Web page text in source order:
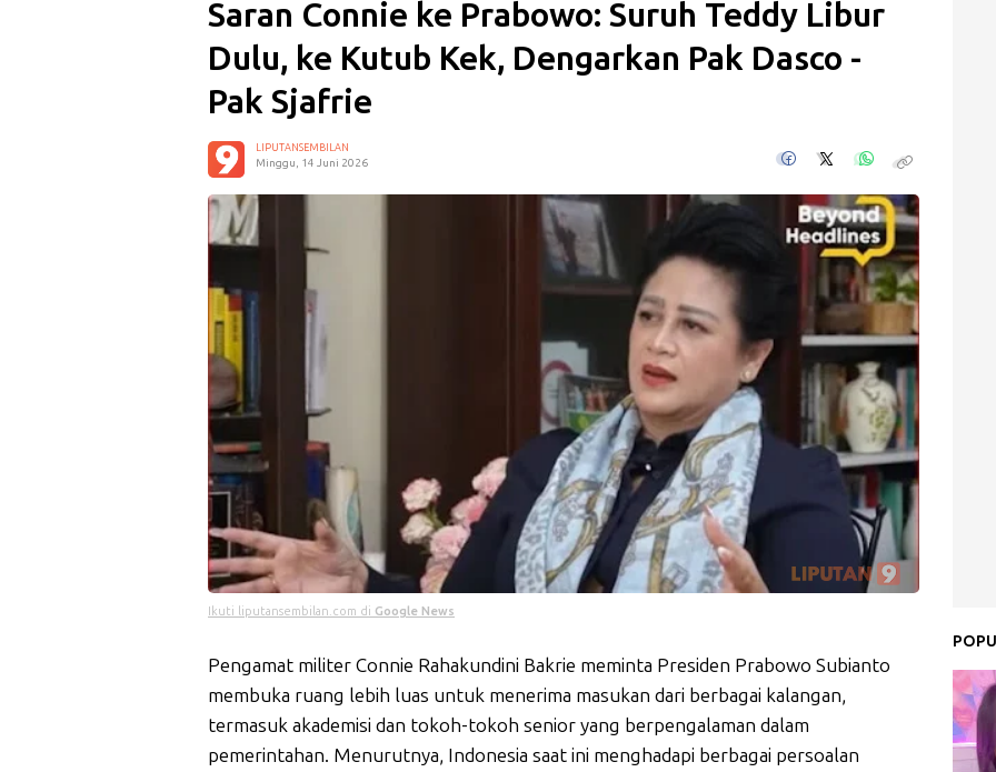
Saran Connie ke Prabowo: Suruh Teddy Libur
Dulu, ke Kutub Kek, Dengarkan Pak Dasco -
Pak Sjafrie
LIPUTANSEMBILAN
Minggu, 14 Juni 2026
Ikuti liputansembilan.com di Google News
Pengamat militer Connie Rahakundini Bakrie meminta Presiden Prabowo Subianto
membuka ruang lebih luas untuk menerima masukan dari berbagai kalangan,
termasuk akademisi dan tokoh-tokoh senior yang berpengalaman dalam
pemerintahan. Menurutnya, Indonesia saat ini menghadapi berbagai persoalan